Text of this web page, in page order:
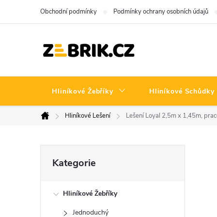
Obchodní podmínky Podmínky ochrany osobních údajů
Hliníkové Žebříky Hliníkové Schůdky
Domů
Hliníkové Lešení Lešení Loyal 2,5m x 1,45m,
kategorie
Kategorie
Hliníkové Žebříky
Jednoduchý